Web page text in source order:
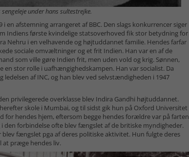
under hans sultestrejke.
en afstemning arrangeret af BBC. Den slags konkurrencer siger
Indiens første kvindelige statsoverhoved fik stor betydning for
Nehru i en velhavende og højtuddannet familie. Hendes farfar
sociale omvæltninger og et frit Indien. Han var en af de
som ville gøre Indien frit, men uden vold og krig. Sønnen,
en stor rolle i uafhængighedskampen. Han var socialist. Da
af INC, og han blev ved selvstændigheden i 1947
privilegerede overklasse blev Indira Gandhi højtuddannet.
skole i Mumbai, og til sidst gik hun på Oxford Universitet
for hendes hjem, eftersom begge hendes forældre var på farten
forbindelse ofte blev fængslet af de britiske myndigheder.
fængslet pga af deres politiske aktivitet. Hun fulgte deres
præge hendes liv.